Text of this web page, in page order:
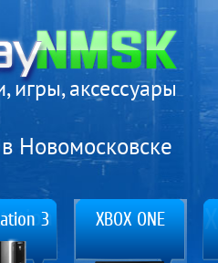
игры, аксессуары
Новомосковске
3 XBOX ONE